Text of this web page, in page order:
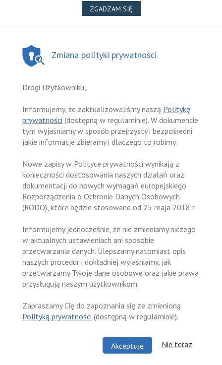
ZGADZAM SIĘNA WYKORZYSTANIE PLIKÓW
Zmiana polityki prywatności
Drogi Użytkowniku,
Informujemy, że zaktualizowaliśmy naszą Politykę
prywatności (dostępną w regulaminie). W dokumencie
tym wyjaśniamy w sposób przejrzysty i bezpośredni
jakie informacje zbieramy i dlaczego to robimy.
Nowe zapisy w Polityce prywatności wynikają z
konieczności dostosowania naszych działań oraz
dokumentacji do nowych wymagań europejskiego
Rozporządzenia o Ochronie Danych Osobowych
(RODO), które będzie stosowane od 25 maja 2018 r.
Informujemy jednocześnie, że nie zmieniamy niczego
w aktualnych ustawieniach ani sposobie
przetwarzania danych. Ulepszamy natomiast opis
naszych procedur i dokładniej wyjaśniamy, jak
przetwarzamy Twoje dane osobowe oraz jakie prawa
przysługują naszym użytkownikom.
Zapraszamy Cię do zapoznania się ze zmienioną
Polityką prywatności (dostępną w regulaminie).
Akceptuję Nie teraz